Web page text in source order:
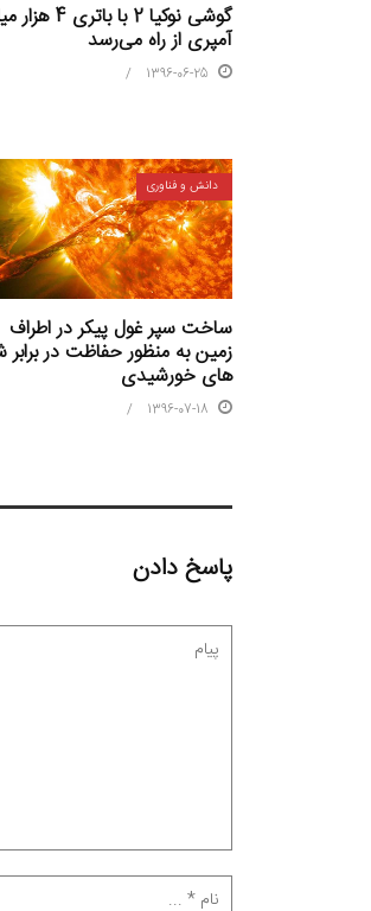
گوشی نوکیا 2 با
آمپری از راه می‌رسد
1396-06-25
دانش و فناوری
ساخت سپر غول پیکر در اطراف
زمین به منظور حفاظت در برابر
های خورشیدی
1396-07-18
پاسخ دادن